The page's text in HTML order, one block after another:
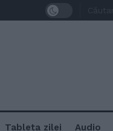
Tableta zilei Audio